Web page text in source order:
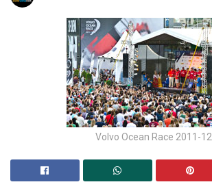
Volvo Ocean Race 2011-12